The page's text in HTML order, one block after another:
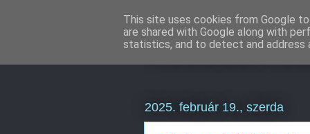
Weboldal
2025. február 19., szerda
This site uses cookies from Google
are shared with Google along with
statistics, and to detect and address